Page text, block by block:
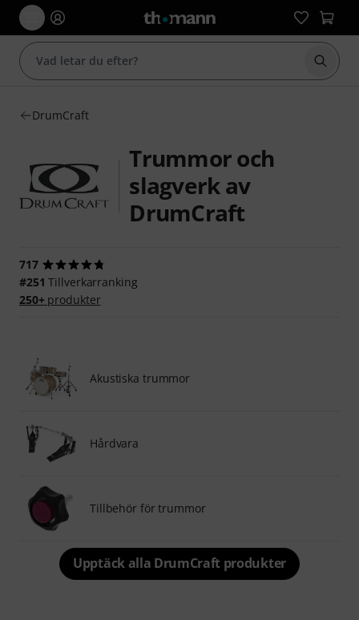
Börja
DrumCraft
Trummor och
slagverk av
DrumCraft
717
#251 Tillverkarranking
250+produkter
Akustiska trummor
Hårdvara
Tillbehör för trummor
Upptäck alla DrumCraft produkter